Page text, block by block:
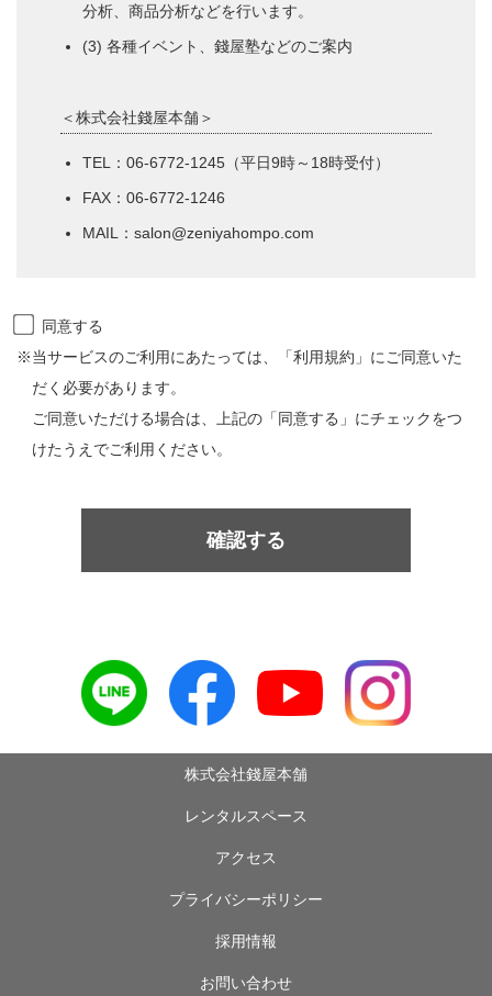
分析、商品分析などを行います。
(3) 各種イベント、錢屋塾などのご案内
＜株式会社錢屋本舗＞
TEL：06-6772-1245（平日9時～18時受付）
FAX：06-6772-1246
MAIL：salon@zeniyahompo.com
同意する
※当サービスのご利用にあたっては、「利用規約」にご同意いた
だく必要があります。
ご同意いただける場合は、上記の「同意する」にチェックをつ
けたうえでご利用ください。
確認する
株式会社錢屋本舗
レンタルスペース
アクセス
プライバシーポリシー
採用情報
お問い合わせ